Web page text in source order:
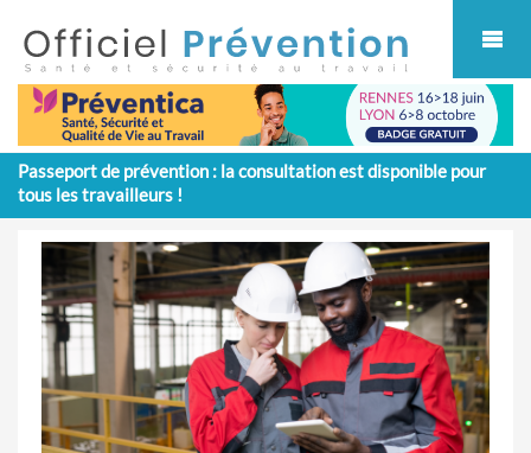
Passeport de prévention : la consultation est disponible pour
tous les travailleurs !